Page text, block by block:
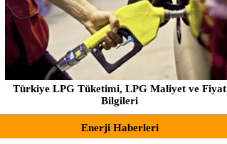
Türkiye LPG Tüketimi, LPG Maliyet ve Fiyat
Bilgileri
Enerji Haberleri